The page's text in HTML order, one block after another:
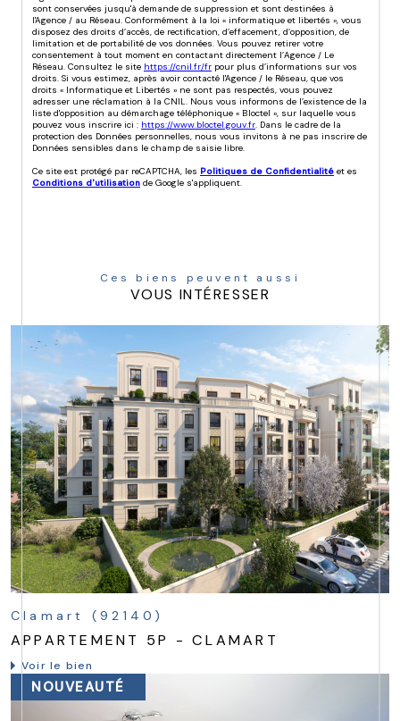
sont conservées jusqu'à demande de suppression et sont destinées à
l'Agence / au Réseau. Conformément à la loi « informatique et libertés », vous
disposez des droits d’accès, de rectification, d’effacement, d’opposition, de
limitation et de portabilité de vos données. Vous pouvez retirer votre
consentement à tout moment en contactant directement l’Agence / Le
Réseau. Consultez le site https://cnil.fr/fr pour plus d’informations sur vos
droits. Si vous estimez, après avoir contacté l'Agence / le Réseau, que vos
droits « Informatique et Libertés » ne sont pas respectés, vous pouvez
adresser une réclamation à la CNIL. Nous vous informons de l’existence de la
liste d'opposition au démarchage téléphonique « Bloctel », sur laquelle vous
pouvez vous inscrire ici : https://www.bloctel.gouv.fr. Dans le cadre de la
protection des Données personnelles, nous vous invitons à ne pas inscrire de
Données sensibles dans le champ de saisie libre.
Ce site est protégé par reCAPTCHA, les Politiques de Confidentialité et es
Conditions d'utilisation de Google s'appliquent.
Ces biens peuvent aussi
VOUS INTÉRESSER
Clamart (92140)
APPARTEMENT 5P - CLAMART
Voir le bien
NOUVEAUTÉ